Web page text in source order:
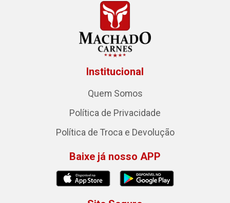
Institucional
Quem Somos
Política de Privacidade
Política de Troca e Devolução
Baixe já nosso APP